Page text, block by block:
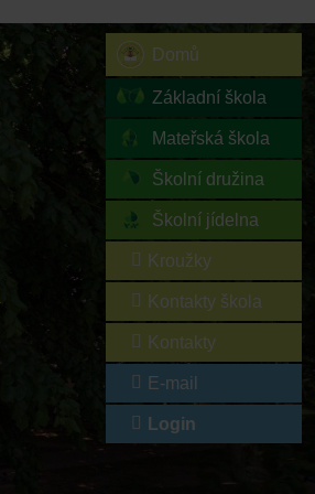
Domů
Základní škola
Mateřská škola
Školní družina
Školní jídelna
Kroužky
Kontakty škola
Kontakty
E-mail
Login